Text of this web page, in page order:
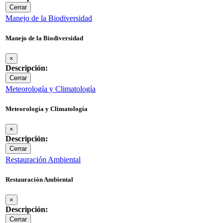
Cerrar
Manejo de la Biodiversidad
Manejo de la Biodiversidad
×
Descripción:
Cerrar
Meteorología y Climatología
Meteorología y Climatología
×
Descripción:
Cerrar
Restauración Ambiental
Restauración Ambiental
×
Descripción:
Cerrar